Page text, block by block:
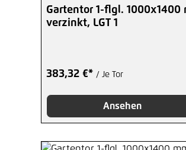
Gartentor 1-flgl. 1000x1400
verzinkt, LGT 1
383,32 €* / Je Tor
Ansehen